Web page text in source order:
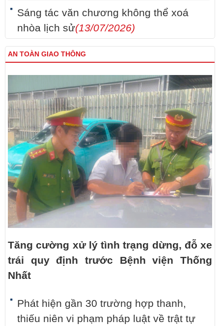
Sáng tác văn chương không thể xoá
nhòa lịch sử(13/07/2026)
AN TOÀN GIAO THÔNG
Tăng cường xử lý tình trạng dừng, đỗ xe
trái quy định trước Bệnh viện Thống
Nhất
Phát hiện gần 30 trường hợp thanh,
thiếu niên vi phạm pháp luật về trật tự